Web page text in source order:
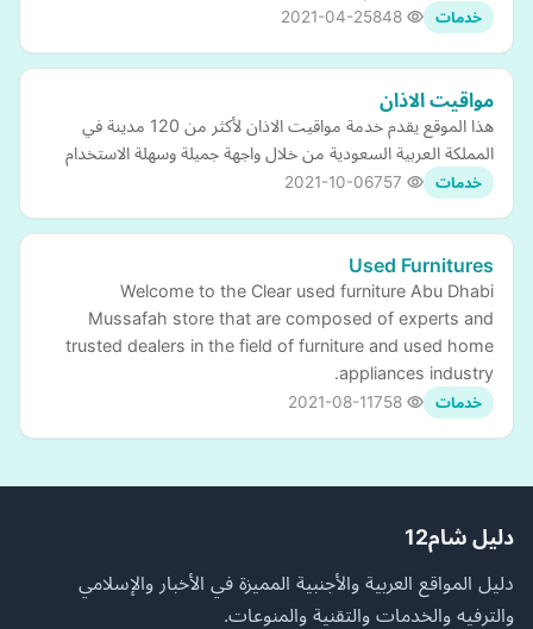
خدمات 2021-04-25
مواقيت الاذان
هذا الموقع يقدم خدمة مواقيت الاذان لأكثر من 120 مدينة في
المملكة العربية السعودية من خلال واجهة جميلة وسهلة الاستخدام
خدمات 2021-10-06
Used Furnitures
Welcome to the Clear used furniture Abu Dhabi
Mussafah store that are composed of experts and
trusted dealers in the field of furniture and used home
appliances industry.
خدمات 2021-08-11
دليل شام12
دليل المواقع العربية والأجنبية المميزة في الأخبار والإسلامي
والترفيه والخدمات والتقنية والمنوعات.